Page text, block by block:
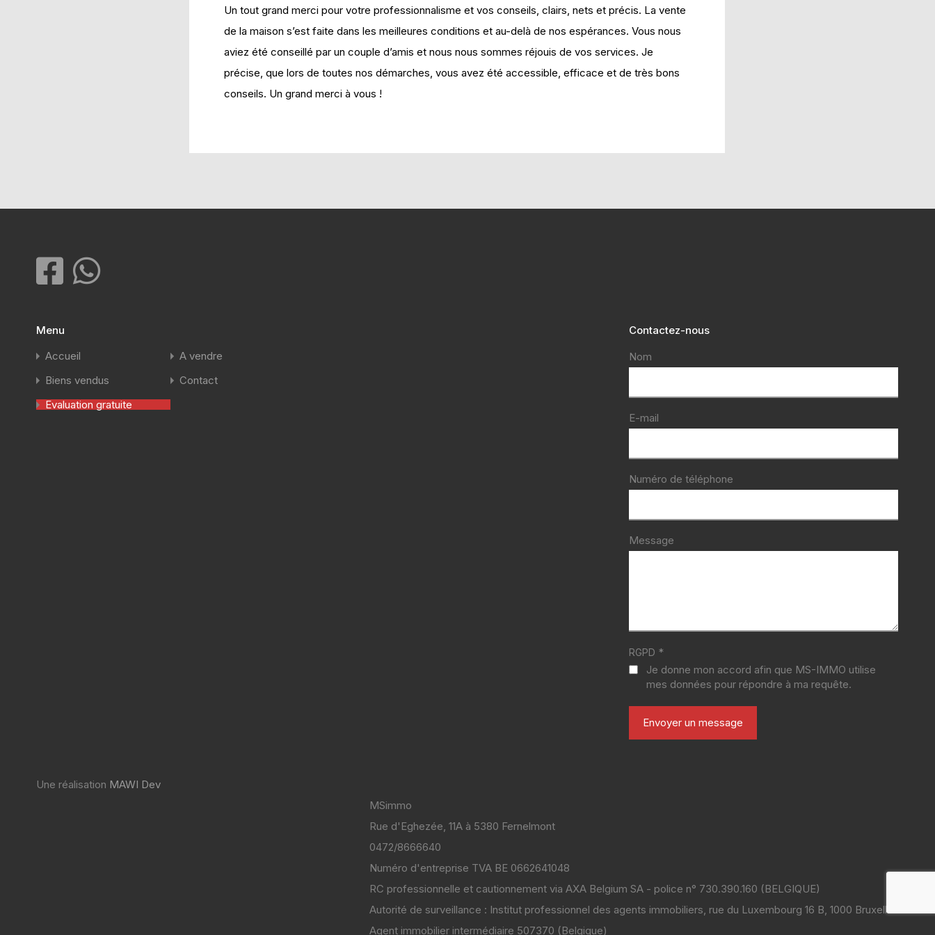
Un tout grand merci pour votre professionnalisme et vos conseils, clairs, nets et précis. La vente
de la maison s’est faite dans les meilleures conditions et au-delà de nos espérances. Vous nous
aviez été conseillé par un couple d’amis et nous nous sommes réjouis de vos services. Je
précise, que lors de toutes nos démarches, vous avez été accessible, efficace et de très bons
conseils. Un grand merci à vous !
Menu
Accueil
A vendre
Biens vendus
Contact
Evaluation gratuite
Contactez-nous
Nom
E-mail
Numéro de téléphone
Message
RGPD *
Je donne mon accord afin que MS-IMMO utilise
mes données pour répondre à ma requête.
Une réalisation MAWI Dev
MSimmo
Rue d'Eghezée, 11A à 5380 Fernelmont
0472/8666640
Numéro d'entreprise TVA BE 0662641048
RC professionnelle et cautionnement via AXA Belgium SA - police n° 730.390.160 (BELGIQUE)
Autorité de surveillance : Institut professionnel des agents immobiliers, rue du Luxembourg 16 B, 1000 Bruxelles